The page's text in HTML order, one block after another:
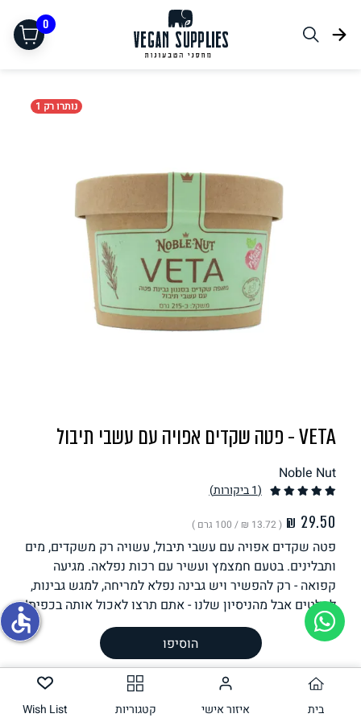
0
תחליפי בשר
גבינות טבעוניות
נותרו רק 1
VETA - פטה שקדים אפויה עם עשבי תיבול
Noble Nut
(1 ביקורות)
( ‏13.72 ₪ / 100 גרם )
פטה שקדים אפויה עם עשבי תיבול, עשויה רק משקדים, מים
ותבלינים. בטעם חמצמץ ועשיר עם רכות נפלאה. מגיעה
קפואה - רק להפשיר ויש גבינה נפלא למריחה, למגש גבינות,
לסלטים אבל מהניסיון שלנו - אתם תרצו לאכול אותה בכפית!
משקל וכמות
גרם
הכנה
רכיבים
הוסיפו
בית איזור אישי קטגוריות Wish List
accessible